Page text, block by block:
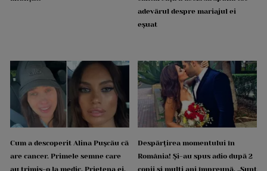
adevărul despre mariajul ei
eșuat
Cum a descoperit Alina Pușcău că
are cancer. Primele semne care
Despărțirea momentului în
România! Și-au spus adio după 2